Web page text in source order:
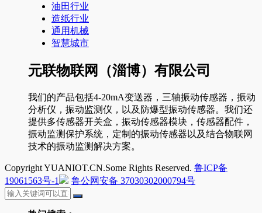
油田行业
造纸行业
通用机械
智慧城市
元联物联网（淄博）有限公司
我们的产品包括4-20mA变送器，三轴振动传感器，振动
分析仪，振动监测仪，以及防爆型振动传感器。我们还
提供多传感器开关盒，振动传感器模块，传感器配件，
振动监测保护系统，定制的振动传感器以及结合物联网
技术的振动监测解决方案。
Copyright YUANIOT.CN.Some Rights Reserved. 鲁ICP备
19061563号-1
鲁公网安备 37030302000794号